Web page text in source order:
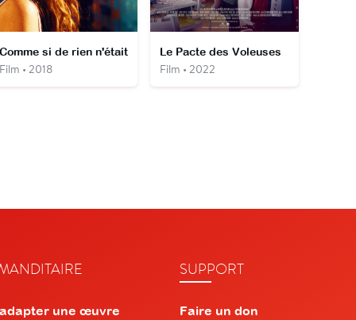
si de rien n'était
• 2018
Le Pacte des Voleuses
Film • 2022
une œuvre
SUPPORT
Faire un don